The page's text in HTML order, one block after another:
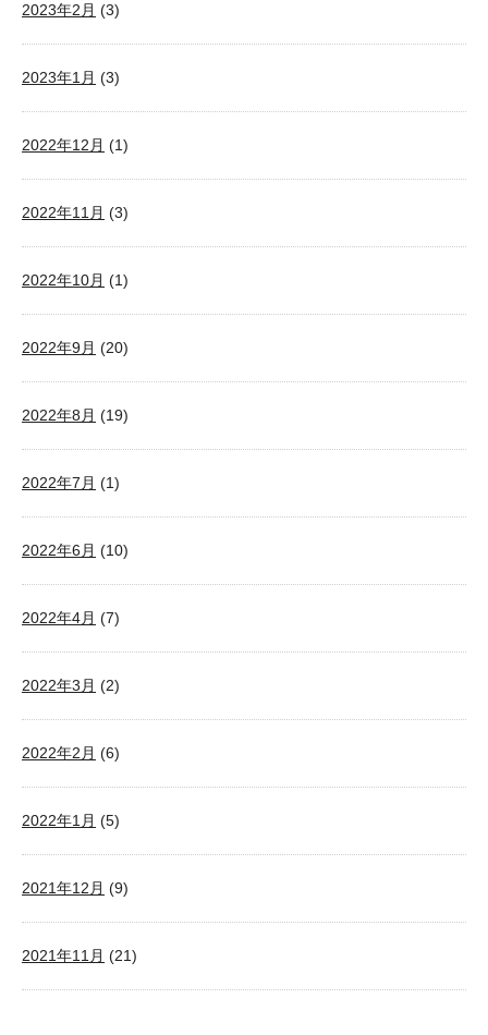
2023年2月 (3)
2023年1月 (3)
2022年12月 (1)
2022年11月 (3)
2022年10月 (1)
2022年9月 (20)
2022年8月 (19)
2022年7月 (1)
2022年6月 (10)
2022年4月 (7)
2022年3月 (2)
2022年2月 (6)
2022年1月 (5)
2021年12月 (9)
2021年11月 (21)